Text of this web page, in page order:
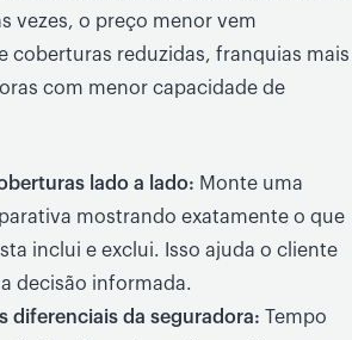
vezes, o preço menor vem
coberturas reduzidas, franquias mais
com menor capacidade de
lado a lado: Monte uma
mostrando exatamente o que
inclui e exclui. Isso ajuda o cliente
decisão informada.
diferenciais da seguradora: Tempo